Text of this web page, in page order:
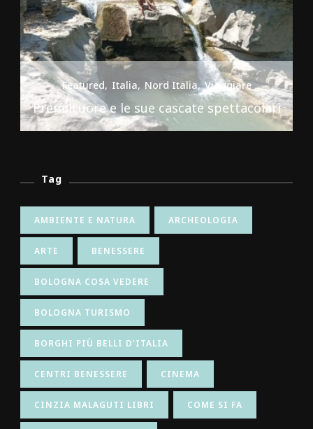
Featured Italia Nord Italia Viaggiare
Premilcuore e le sue cascate spettacolari
Tag
AMBIENTE E NATURA ARCHEOLOGIA
ARTE BENESSERE
BOLOGNA COSA VEDERE
BOLOGNA TURISMO
BORGHI PIÙ BELLI D'ITALIA
CENTRI BENESSERE CINEMA
CINZIA MALAGUTI LIBRI COME SI FA